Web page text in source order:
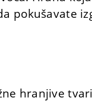
pokušavate
hranjive